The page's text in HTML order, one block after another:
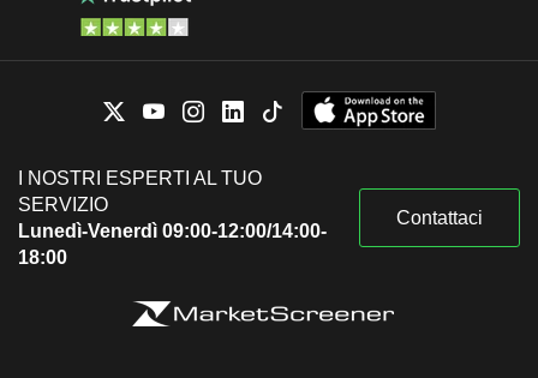
I NOSTRI ESPERTI AL TUO
SERVIZIO
Lunedì-Venerdì 09:00-12:00/14:00-
18:00
Contattaci